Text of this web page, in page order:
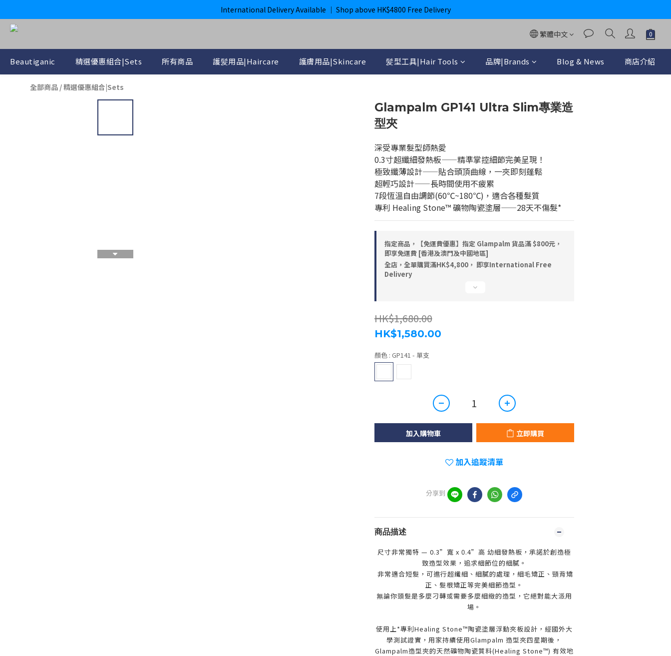
購滿$800即獲免運｜ ghd 指定貨品滿$2000*即獲免運
International Delivery Available ｜ Shop above HK$4800 Free Delivery
繁體中文
Beautiganic 精選優惠組合|Sets 所有商品 護髪用品|Haircare 護膚用品|Skincare 髪型工具|Hair Tools 品牌|Brands Blog & News 商店介紹
全部商品 /精選優惠組合|Sets
Glampalm GP141 Ultra Slim專業造
型夾
深受專業髮型師熱愛
0.3寸超纖細發熱板——精準掌控細節完美呈現！
極致纖薄設計——貼合頭頂曲線，一夾即刻蓬鬆
超輕巧設計——長時間使用不疲累
7段恆溫自由調節(60℃~180℃)，適合各種髮質
專利 Healing Stone™ 礦物陶瓷塗層——28天不傷髮*
指定商品，【免運費優惠】指定 Glampalm 貨品滿 $800元，
即享免運費 [香港及澳門及中國地區]
全店，全單購買滿HK$4,800， 即享International Free
Delivery
HK$1,680.00
HK$1,580.00
顏色 : GP141 - 單支
加入購物車 立即購買
加入追蹤清單
分享到
商品描述
尺寸非常獨特 — 0.3” 寬 x 0.4” 高 幼細發熱板，承諾於創造極
致造型效果，追求細節位的細膩。
非常適合短髮，可進行超纖細、細膩的處理，細毛矯正、頸背矯
正、髮根矯正等完美細節造型。
無論你頭髮是多麼刁轉或需要多麼細緻的造型，它絕對能大派用
場。
使用上*專利Healing Stone™陶瓷塗層浮動夾板設計， 經國外大
學測試證實，用家持續使用Glampalm 造型夾四星期後，
Glampalm造型夾的天然礦物陶瓷質料(Healing Stone™) 有效地